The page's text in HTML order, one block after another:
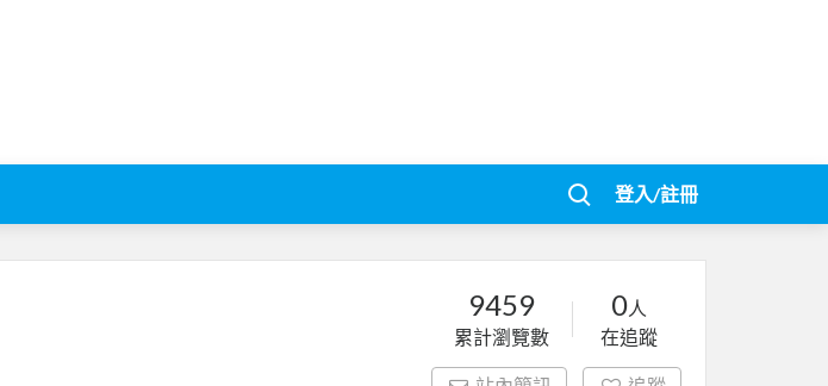
登入/註冊
9459
累計瀏覽數
0人
在追蹤